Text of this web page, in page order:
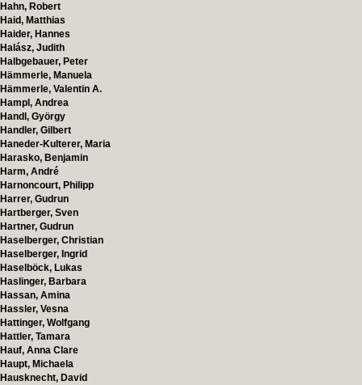
Hahn, Robert
Haid, Matthias
Haider, Hannes
Halász, Judith
Halbgebauer, Peter
Hämmerle, Manuela
Hämmerle, Valentin A.
Hampl, Andrea
Handl, György
Handler, Gilbert
Haneder-Kulterer, Maria
Harasko, Benjamin
Harm, André
Harnoncourt, Philipp
Harrer, Gudrun
Hartberger, Sven
Hartner, Gudrun
Haselberger, Christian
Haselberger, Ingrid
Haselböck, Lukas
Haslinger, Barbara
Hassan, Amina
Hassler, Vesna
Hattinger, Wolfgang
Hattler, Tamara
Hauf, Anna Clare
Haupt, Michaela
Hausknecht, David